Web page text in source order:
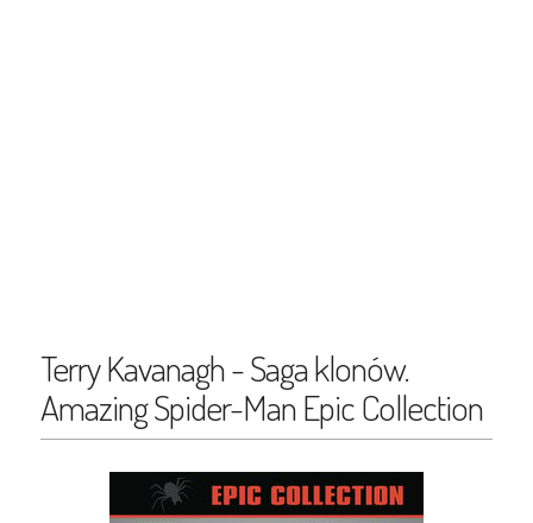
Terry Kavanagh - Saga klonów.
Amazing Spider-Man Epic Collection